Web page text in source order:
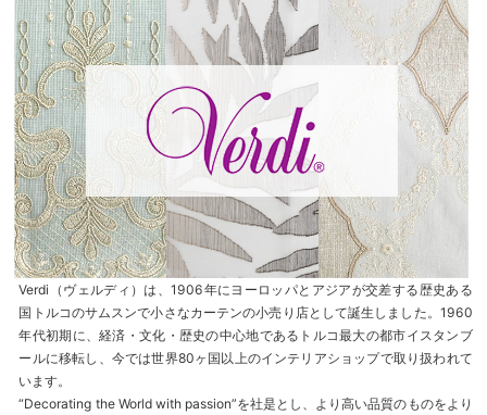
Verdi（ヴェルディ）は、1906年にヨーロッパとアジアが交差する歴史ある
国トルコのサムスンで小さなカーテンの小売り店として誕生しました。1960
年代初期に、経済・文化・歴史の中心地であるトルコ最大の都市イスタンブ
ールに移転し、今では世界80ヶ国以上のインテリアショップで取り扱われて
います。
“Decorating the World with passion”を社是とし、より高い品質のものをより